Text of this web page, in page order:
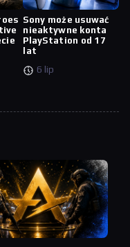
Sony może usuwać
nieaktywne konta
PlayStation od 17
lat
6 lip